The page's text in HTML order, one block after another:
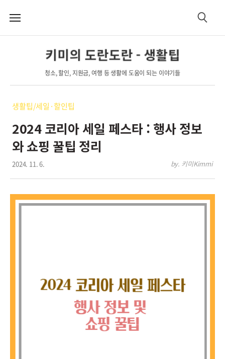
메
검
키미의 도란도란 - 생활팁
청소, 할인, 지원금, 여행 등 생활에 도움이 되는 이야기들
생활팁/세일·할인팁
2024 코리아 세일 페스타 : 행사 정보
와 쇼핑 꿀팁 정리
2024. 11. 6. by. 키미Kimmi